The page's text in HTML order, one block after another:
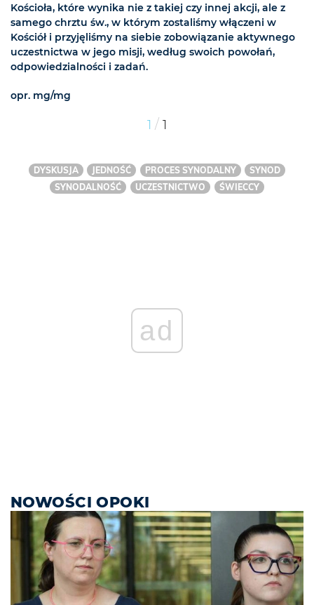
Kościoła, które wynika nie z takiej czy innej akcji, ale z
samego chrztu św., w którym zostaliśmy włączeni w
Kościół i przyjęliśmy na siebie zobowiązanie aktywnego
uczestnictwa w jego misji, według swoich powołań,
odpowiedzialności i zadań.
opr. mg/mg
1 / 1
DYSKUSJA JEDNOŚĆ PROCES SYNODALNY
SYNOD
SYNODALNOŚĆ
UCZESTNICTWO ŚWIECCY
ad
NOWOŚCI OPOKI